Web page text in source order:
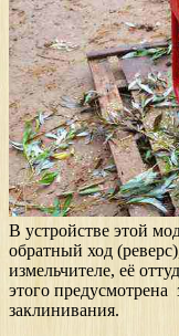
В устройстве этой
обратный ход
измельчителе, её
этого предусмотрена
заклинивания.